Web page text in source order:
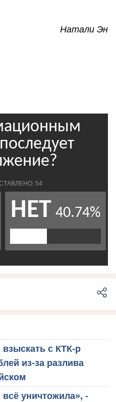
Натали Эн
взыскать с КТК-р
из-за разлива
уничтожила», -